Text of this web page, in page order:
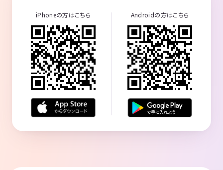
iPhoneの方はこちら Androidの方はこちら